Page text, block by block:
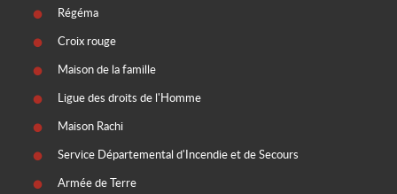
Régéma
Croix rouge
Maison de la famille
Ligue des droits de l'Homme
Maison Rachi
Service Départemental d'Incendie et de Secours
Armée de Terre